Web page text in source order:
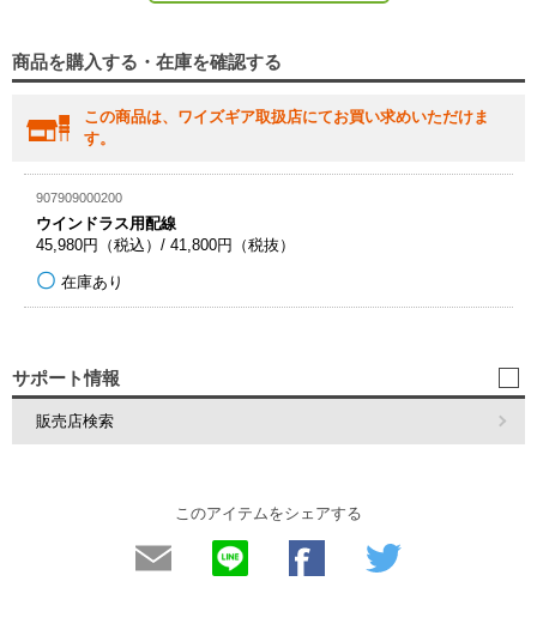
商品を購入する・在庫を確認する
この商品は、ワイズギア取扱店にてお買い求めいただけま
す。
907909000200
ウインドラス用配線
45,980円（税込）/ 41,800円（税抜）
在庫あり
サポート情報
販売店検索
このアイテムをシェアする